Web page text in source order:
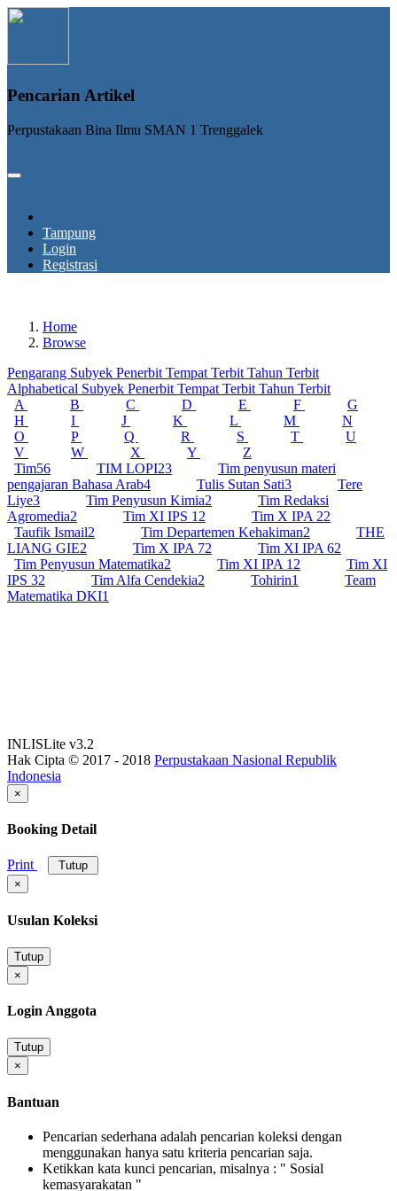
Pencarian Artikel
Perpustakaan Bina Ilmu SMAN 1 Trenggalek
Tampung
Login
Registrasi
Home
Browse
Pengarang Subyek Penerbit Tempat Terbit Tahun Terbit
Alphabetical Subyek Penerbit Tempat Terbit Tahun Terbit
A
B C D E F
G
H
I J K L M
N
O
P Q R S T
U
V
W X Y
Z
Tim56 TIM LOPI23
Tim penyusun materi
pengajaran Bahasa Arab4 Tulis Sutan Sati3
Tere
Liye3 Tim Penyusun Kimia2
Tim Redaksi
Agromedia2 Tim XI IPS 1 2 Tim X IPA 22
Taufik Ismail2 Tim Departemen Kehakiman2
THE
LIANG GIE2 Tim X IPA 72 Tim XI IPA 62
Tim Penyusun Matematika2 Tim XI IPA 1 2
Tim XI
IPS 32 Tim Alfa Cendekia2 Tohirin1
Team
Matematika DKI1
INLISLite v3.2
Hak Cipta © 2017 - 2018 Perpustakaan Nasional Republik
Indonesia
×
Booking Detail
Print
Tutup
×
Usulan Koleksi
Tutup
×
Login Anggota
Tutup
×
Bantuan
Pencarian sederhana adalah pencarian koleksi dengan
menggunakan hanya satu kriteria pencarian saja.
Ketikkan kata kunci pencarian, misalnya : " Sosial
kemasyarakatan "